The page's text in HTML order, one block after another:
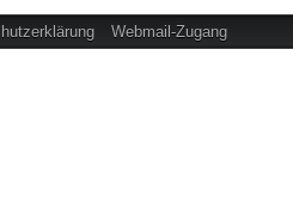
Webmail-Zugang